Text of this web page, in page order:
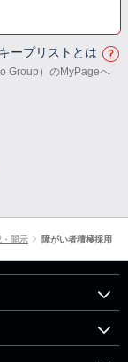
キープリストとは
Group）のMyPageへ
・開示 障がい者積極採用